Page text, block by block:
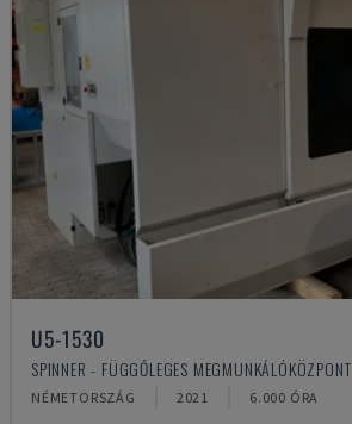
U5-1530
SPINNER - FÜGGŐLEGES MEGMUNKÁLÓKÖZPONT
NÉMETORSZÁG 2021 6.000 ÓRA